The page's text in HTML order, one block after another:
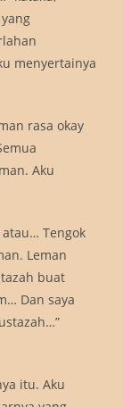
menyertainya
rasa okay
Aku
Tengok
Leman
buat
Dan saya
itu. Aku